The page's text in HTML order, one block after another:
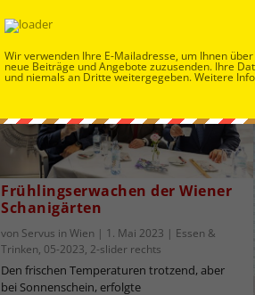
Frühlingserwachen der Wiener
Schanigärten
von Servus in Wien | 1. Mai 2023 | Essen &
Trinken, 05-2023, 2-slider rechts
Den frischen Temperaturen trotzend, aber
bei Sonnenschein, erfolgte
Wir verwenden Ihre E-Mailadresse, um Ihnen
neue Beiträge und Angebote zuzusenden. Ihre
und niemals an Dritte weitergegeben. Weitere